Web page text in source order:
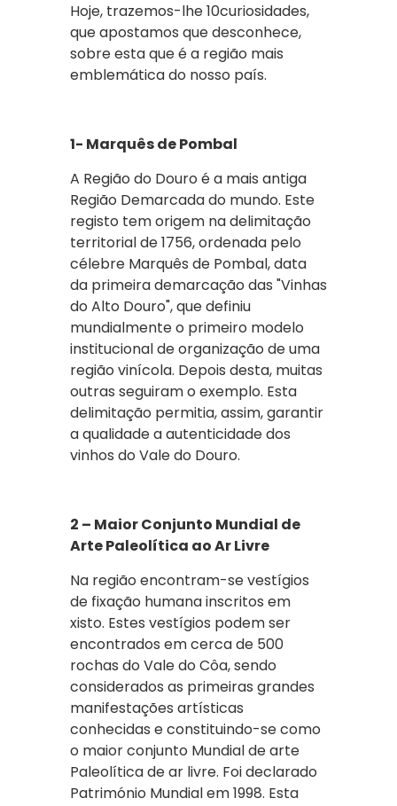
Hoje, trazemos-lhe 10curiosidades,
que apostamos que desconhece,
sobre esta que é a região mais
emblemática do nosso país.
1- Marquês de Pombal
A Região do Douro é a mais antiga
Região Demarcada do mundo. Este
registo tem origem na delimitação
territorial de 1756, ordenada pelo
célebre Marquês de Pombal, data
da primeira demarcação das "Vinhas
do Alto Douro", que definiu
mundialmente o primeiro modelo
institucional de organização de uma
região vinícola. Depois desta, muitas
outras seguiram o exemplo. Esta
delimitação permitia, assim, garantir
a qualidade a autenticidade dos
vinhos do Vale do Douro.
2 – Maior Conjunto Mundial de
Arte Paleolítica ao Ar Livre
Na região encontram-se vestígios
de fixação humana inscritos em
xisto. Estes vestígios podem ser
encontrados em cerca de 500
rochas do Vale do Côa, sendo
considerados as primeiras grandes
manifestações artísticas
conhecidas e constituindo-se como
o maior conjunto Mundial de arte
Paleolítica de ar livre. Foi declarado
Património Mundial em 1998. Esta